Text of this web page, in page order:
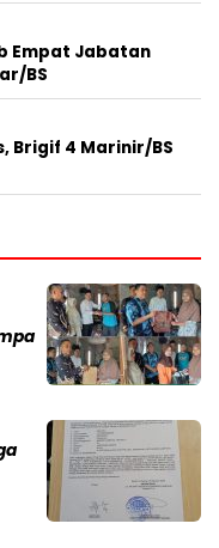
Empat Jabatan
BS
Brigif 4 Marinir/BS